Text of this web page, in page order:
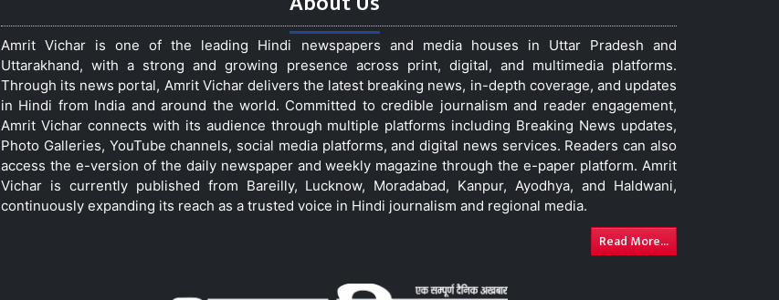
Amrit Vichar is one of the leading Hindi newspapers and media houses in Uttar Pradesh and
Uttarakhand, with a strong and growing presence across print, digital, and multimedia platforms.
Through its news portal, Amrit Vichar delivers the latest breaking news, in-depth coverage, and updates
in Hindi from India and around the world. Committed to credible journalism and reader engagement,
Amrit Vichar connects with its audience through multiple platforms including Breaking News updates,
Photo Galleries, YouTube channels, social media platforms, and digital news services. Readers can also
access the e-version of the daily newspaper and weekly magazine through the e-paper platform. Amrit
Vichar is currently published from Bareilly, Lucknow, Moradabad, Kanpur, Ayodhya, and Haldwani,
continuously expanding its reach as a trusted voice in Hindi journalism and regional media.
Read More...